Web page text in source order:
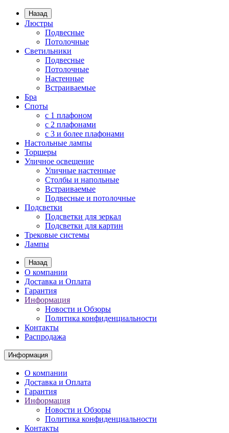
Назад
Люстры
Подвесные
Потолочные
Светильники
Подвесные
Потолочные
Настенные
Встраиваемые
Бра
Споты
с 1 плафоном
с 2 плафонами
с 3 и более плафонами
Настольные лампы
Торшеры
Уличное освещение
Уличные настенные
Столбы и напольные
Встраиваемые
Подвесные и потолочные
Подсветки
Подсветки для зеркал
Подсветки для картин
Трековые системы
Лампы
Назад
О компании
Доставка и Оплата
Гарантия
Информация
Новости и Обзоры
Политика конфиденциальности
Контакты
Распродажа
Информация
О компании
Доставка и Оплата
Гарантия
Информация
Новости и Обзоры
Политика конфиденциальности
Контакты